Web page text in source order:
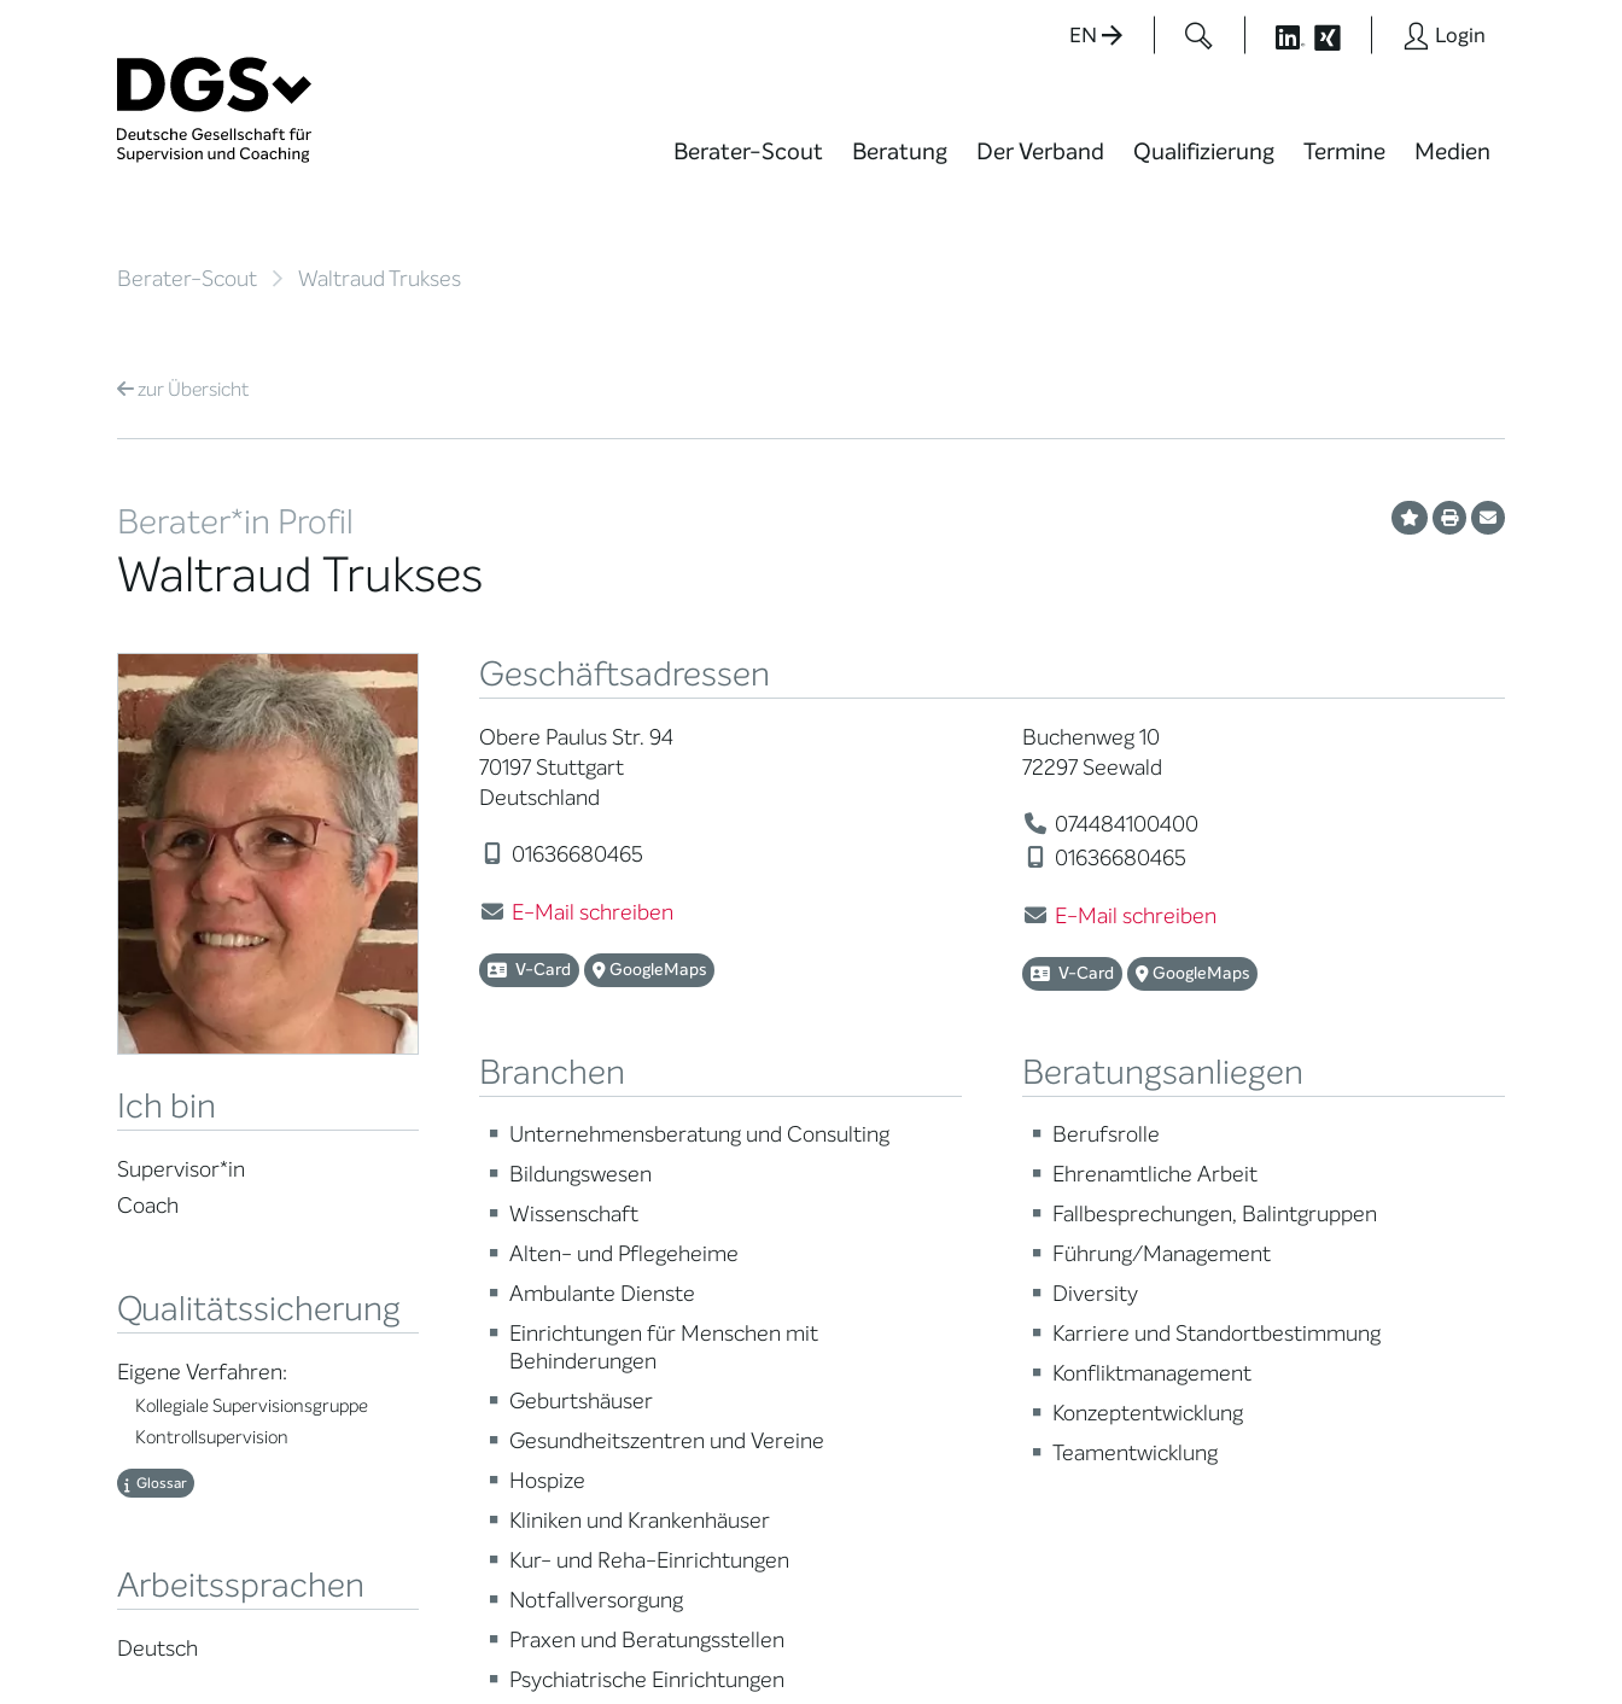
EN Login
Berater-Scout Beratung Der Verband Qualifizierung Termine Medien
Berater-Scout Waltraud Trukses
zurÜbersicht
Berater*in Profil
Waltraud Trukses
Ich bin
Supervisor*in
Coach
Qualitätssicherung
Eigene Verfahren:
Kollegiale Supervisionsgruppe
Kontrollsupervision
Glossar
Arbeitssprachen
Deutsch
Geschäftsadressen
Obere Paulus Str. 94
70197 Stuttgart
Deutschland
01636680465
E-Mail schreiben
V-Card GoogleMaps
Buchenweg 10
72297 Seewald
074484100400
01636680465
E-Mail schreiben
V-Card GoogleMaps
Branchen
Unternehmensberatung und Consulting
Bildungswesen
Wissenschaft
Alten- und Pflegeheime
Ambulante Dienste
Einrichtungen für Menschen mit
Behinderungen
Geburtshäuser
Gesundheitszentren und Vereine
Hospize
Kliniken und Krankenhäuser
Kur- und Reha-Einrichtungen
Notfallversorgung
Praxen und Beratungsstellen
Psychiatrische Einrichtungen
Beratungsanliegen
Berufsrolle
Ehrenamtliche Arbeit
Fallbesprechungen, Balintgruppen
Führung/Management
Diversity
Karriere und Standortbestimmung
Konfliktmanagement
Konzeptentwicklung
Teamentwicklung